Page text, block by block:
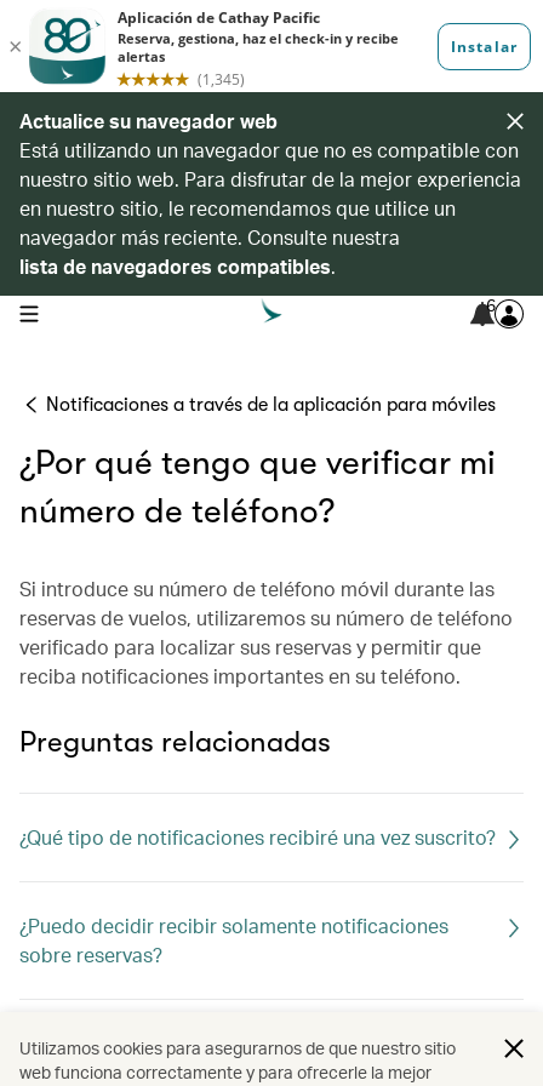
Actualice su navegador web
Está utilizando un navegador que no es compatible con
nuestro sitio web. Para disfrutar de la mejor experiencia
en nuestro sitio, le recomendamos que utilice un
navegador más reciente. Consulte nuestra
lista de navegadores compatibles.
open navigation menu 6
Notificaciones a través de la aplicación para móviles
¿Por qué tengo que verificar mi
número de teléfono?
Si introduce su número de teléfono móvil durante las
reservas de vuelos, utilizaremos su número de teléfono
verificado para localizar sus reservas y permitir que
reciba notificaciones importantes en su teléfono.
Preguntas relacionadas
¿Qué tipo de notificaciones recibiré una vez suscrito?
¿Puedo decidir recibir solamente notificaciones
sobre reservas?
¿Se realizarán cargos por recibir una contraseña de
un solo uso?
Utilizamos cookies para asegurarnos de que nuestro sitio
web funciona correctamente y para ofrecerle la mejor